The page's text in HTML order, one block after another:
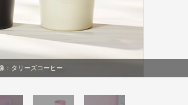
： タリーズコーヒー